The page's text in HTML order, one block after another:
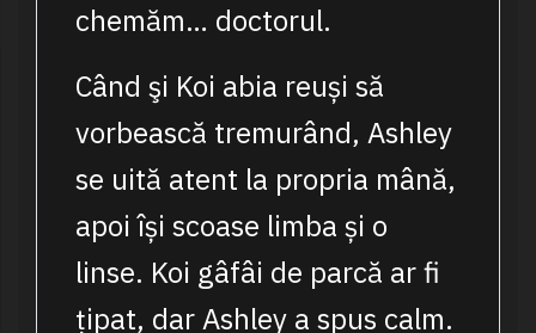
chemăm… doctorul.
Când şi Koi abia reuși să
vorbească tremurând, Ashley
se uită atent la propria mână,
apoi își scoase limba și o
linse. Koi gâfâi de parcă ar fi
țipat, dar Ashley a spus calm.